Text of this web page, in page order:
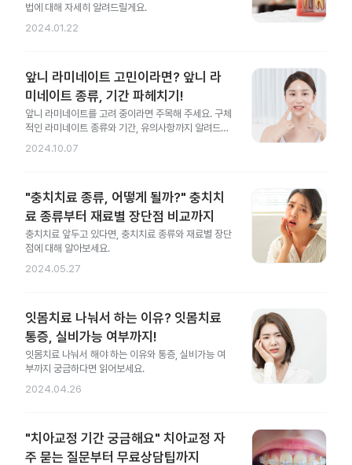
법에 대해 자세히 알려드릴게요.
2024.01.22
앞니 라미네이트 고민이라면? 앞니 라
미네이트 종류, 기간 파헤치기!
앞니 라미네이트를 고려 중이라면 주목해 주세요. 구체
적인 라미네이트 종류와 기간, 유의사항까지 알려드릴
게요.
2024.10.07
"충치치료 종류, 어떻게 될까?" 충치치
료 종류부터 재료별 장단점 비교까지
충치치료 앞두고 있다면, 충치치료 종류와 재료별 장단
점에 대해 알아보세요.
2024.05.27
잇몸치료 나눠서 하는 이유? 잇몸치료
통증, 실비가능 여부까지!
잇몸치료 나눠서 해야 하는 이유와 통증, 실비가능 여
부까지 궁금하다면 읽어보세요.
2024.04.26
"치아교정 기간 궁금해요" 치아교정 자
주 묻는 질문부터 무료상담팁까지